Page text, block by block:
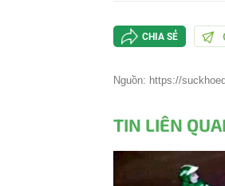
CHIA SẺ
Nguồn: https://
TIN LIÊN